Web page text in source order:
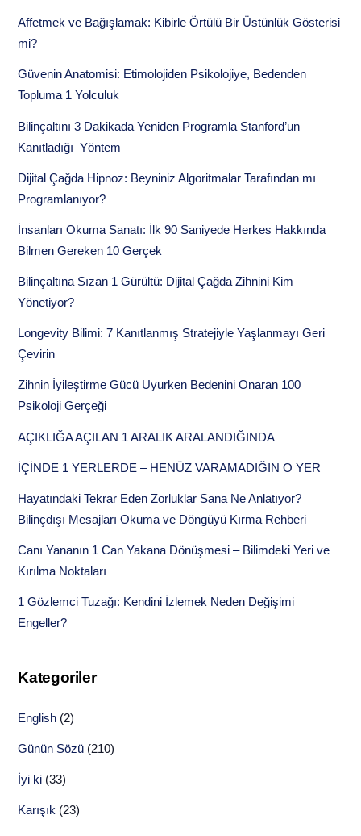
Affetmek ve Bağışlamak: Kibirle Örtülü Bir Üstünlük Gösterisi
mi?
Güvenin Anatomisi: Etimolojiden Psikolojiye, Bedenden
Topluma 1 Yolculuk
Bilinçaltını 3 Dakikada Yeniden Programla Stanford’un
Kanıtladığı Yöntem
Dijital Çağda Hipnoz: Beyniniz Algoritmalar Tarafından mı
Programlanıyor?
İnsanları Okuma Sanatı: İlk 90 Saniyede Herkes Hakkında
Bilmen Gereken 10 Gerçek
Bilinçaltına Sızan 1 Gürültü: Dijital Çağda Zihnini Kim
Yönetiyor?
Longevity Bilimi: 7 Kanıtlanmış Stratejiyle Yaşlanmayı Geri
Çevirin
Zihnin İyileştirme Gücü Uyurken Bedenini Onaran 100
Psikoloji Gerçeği
AÇIKLIĞA AÇILAN 1 ARALIK ARALANDIĞINDA
İÇİNDE 1 YERLERDE – HENÜZ VARAMADIĞIN O YER
Hayatındaki Tekrar Eden Zorluklar Sana Ne Anlatıyor?
Bilinçdışı Mesajları Okuma ve Döngüyü Kırma Rehberi
Canı Yananın 1 Can Yakana Dönüşmesi – Bilimdeki Yeri ve
Kırılma Noktaları
1 Gözlemci Tuzağı: Kendini İzlemek Neden Değişimi
Engeller?
Kategoriler
English (2)
Günün Sözü (210)
İyi ki (33)
Karışık (23)